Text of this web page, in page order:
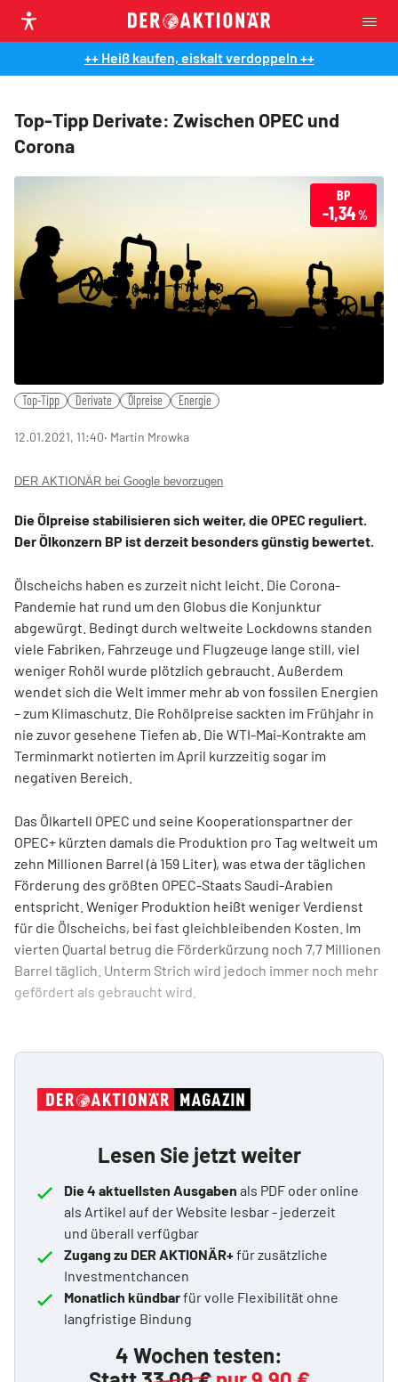
++ Heiß kaufen, eiskalt verdoppeln ++
Top-Tipp Derivate: Zwischen OPEC und
Corona
BP
-1,34%
Top-Tipp Derivate Ölpreise Energie
12.01.2021, 11:40‧ Martin Mrowka
DER AKTIONÄR bei Google bevorzugen
Die Ölpreise stabilisieren sich weiter, die OPEC reguliert.
Der Ölkonzern BP ist derzeit besonders günstig bewertet.
Ölscheichs haben es zurzeit nicht leicht. Die Corona-
Pandemie hat rund um den Globus die Konjunktur
abgewürgt. Bedingt durch weltweite Lockdowns standen
viele Fabriken, Fahrzeuge und Flugzeuge lange still, viel
weniger Rohöl wurde plötzlich gebraucht. Außerdem
wendet sich die Welt immer mehr ab von fossilen Energien
– zum Klimaschutz. Die Rohölpreise sackten im Frühjahr in
nie zuvor gesehene Tiefen ab. Die WTI-Mai-Kontrakte am
Terminmarkt notierten im April kurzzeitig sogar im
negativen Bereich.
Das Ölkartell OPEC und seine Kooperationspartner der
OPEC+ kürzten damals die Produktion pro Tag weltweit um
zehn Millionen Barrel (à 159 Liter), was etwa der täglichen
Förderung des größten OPEC-Staats Saudi-Arabien
entspricht. Weniger Produktion heißt weniger Verdienst
für die Ölscheichs, bei fast gleichbleibenden Kosten. Im
vierten Quartal betrug die Förderkürzung noch 7,7 Millionen
Barrel täglich. Unterm Strich wird jedoch immer noch mehr
gefördert als gebraucht wird.
Lesen Sie jetzt weiter
Die 4 aktuellsten Ausgaben als PDF oder online
als Artikel auf der Website lesbar - jederzeit
und überall verfügbar
Zugang zu DER AKTIONÄR+für zusätzliche
Investmentchancen
Monatlich kündbarfür volle Flexibilität ohne
langfristige Bindung
4 Wochen testen: